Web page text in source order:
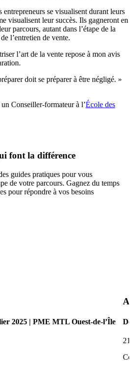
se visualisent durant leurs
visualisent leur succès. Ils gagneront en
parcours, autant dans l’étape de la
l’entretien de vente.
l’art de la vente repose à mon avis
doit se préparer à être négligé. »
Conseiller-formateur à l’École des
font la différence
guides pratiques pour vous
de votre parcours. Gagnez du temps
pour répondre à vos besoins
2025 | PME MTL Ouest-de-l’Île
21